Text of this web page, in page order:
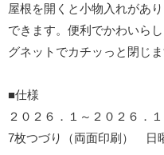
屋根を開くと小物入れがあ
できます。便利でかわいら
グネットでカチッっと閉じま
■仕様
２０２６．１～２０２６．１
7枚つづり（両面印刷） 日